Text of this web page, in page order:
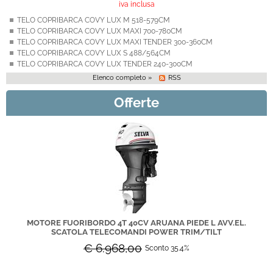
iva inclusa
TELO COPRIBARCA COVY LUX M 518-579CM
TELO COPRIBARCA COVY LUX MAXI 700-780CM
TELO COPRIBARCA COVY LUX MAXI TENDER 300-360CM
TELO COPRIBARCA COVY LUX S 488/564CM
TELO COPRIBARCA COVY LUX TENDER 240-300CM
Elenco completo » RSS
Offerte
MOTORE FUORIBORDO 4T 40CV ARUANA PIEDE L AVV.EL.
SCATOLA TELECOMANDI POWER TRIM/TILT
€ 6.968,00 Sconto 35.4%